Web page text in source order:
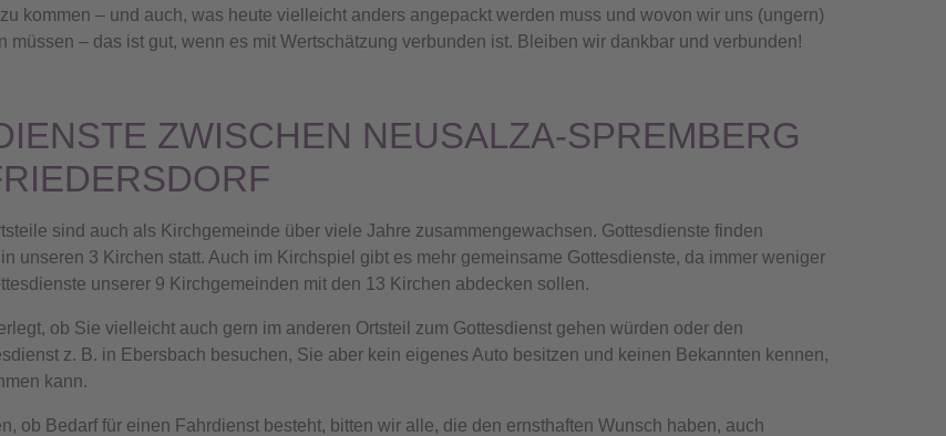
kommen – und auch, was heute vielleicht anders angepackt werden muss und wovon wir uns (ungern)
müssen – das ist gut, wenn es mit Wertschätzung verbunden ist. Bleiben wir dankbar und verbunden!
ZWISCHEN NEUSALZA-SPREMBERG
sind auch als Kirchgemeinde über viele Jahre zusammengewachsen. Gottesdienste finden
unseren 3 Kirchen statt. Auch im Kirchspiel gibt es mehr gemeinsame Gottesdienste, da immer weniger
unserer 9 Kirchgemeinden mit den 13 Kirchen abdecken sollen.
ob Sie vielleicht auch gern im anderen Ortsteil zum Gottesdienst gehen würden oder den
z. B. in Ebersbach besuchen, Sie aber kein eigenes Auto besitzen und keinen Bekannten kennen,
kann.
ob Bedarf für einen Fahrdienst besteht, bitten wir alle, die den ernsthaften Wunsch haben, auch